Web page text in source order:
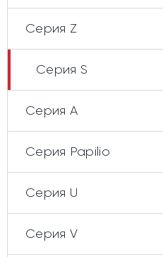
Серия Z
Серия S
Серия А
Cерия Papilio
Серия U
Серия V